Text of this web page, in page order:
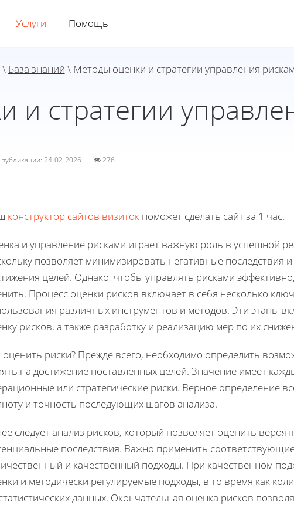
Услуги Помощь
\ База знаний \ Методы оценки и стратегии управления
и стратегии
публикации: 24-02-2026 276
конструктор сайтов визиток поможет сделать сайт за 1 час.
и управление рисками играет важную роль в успешной
позволяет минимизировать негативные последствия
целей. Однако, чтобы управлять рисками
Процесс оценки рисков включает в себя несколько
различных инструментов и методов. Эти этапы
рисков, а также разработку и реализацию мер по их
оценить риски? Прежде всего, необходимо определить
на достижение поставленных целей. Значение имеет
или стратегические риски. Верное определение
и точность последующих шагов анализа.
следует анализ рисков, который позволяет оценить
последствия. Важно применить
и качественный подходы. При качественном
и методически регулируемые подходы, в то время как
данных. Окончательная оценка рисков